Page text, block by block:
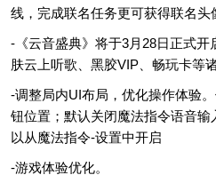
线，完成联名任务更可获得联名头
-《云音盛典》将于3月28日正式
肤云上听歌、黑胶VIP、畅玩卡等
-调整局内UI布局，优化操作体验
钮位置；默认关闭魔法指令语音
以从魔法指令-设置中开启
-游戏体验优化。